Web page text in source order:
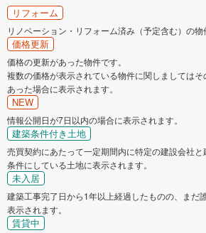
リフォーム
リノベーション・リフォーム済み（予定含む）の物
価格更新
価格の更新があった物件です。
複数の価格が表示されている物件に関しましては
あった場合に表示されます。
NEW
情報公開日が7日以内の場合に表示されます。
建築条件付き土地
売買契約にあたって一定期間内に特定の建設会社
条件にしている土地に表示されます。
未入居
建築工事完了日から1年以上経過したものの、まだ
表示されます。
賃貸中